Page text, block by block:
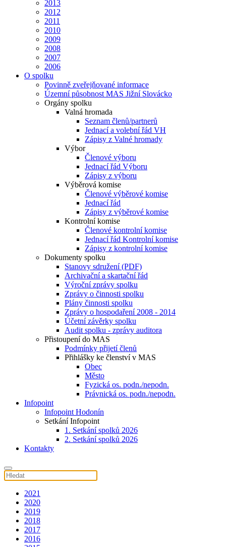
2013
2012
2011
2010
2009
2008
2007
2006
O spolku
Povinně zveřejňované informace
Územní působnost MAS Jižní Slovácko
Orgány spolku
Valná hromada
Seznam členů/partnerů
Jednací a volební řád VH
Zápisy z Valné hromady
Výbor
Členové výboru
Jednací řád Výboru
Zápisy z výboru
Výběrová komise
Členové výběrové komise
Jednací řád
Zápisy z výběrové komise
Kontrolní komise
Členové kontrolní komise
Jednací řád Kontrolní komise
Zápisy z kontrolní komise
Dokumenty spolku
Stanovy sdružení (PDF)
Archivační a skartační řád
Výroční zprávy spolku
Zprávy o činnosti spolku
Plány činnosti spolku
Zprávy o hospodaření 2008 - 2014
Účetní závěrky spolku
Audit spolku - zprávy auditora
Přistoupení do MAS
Podmínky přijetí členů
Přihlášky ke členství v MAS
Obec
Město
Fyzická os. podn./nepodn.
Právnická os. podn./nepodn.
Infopoint
Infopoint Hodonín
Setkání Infopoint
1. Setkání spolků 2026
2. Setkání spolků 2026
Kontakty
2021
2020
2019
2018
2017
2016